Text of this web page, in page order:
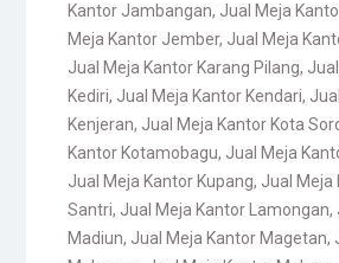
Kantor Jambangan, Jual Meja
Meja Kantor Jember, Jual Meja
Jual Meja Kantor Karang Pilang,
Kediri, Jual Meja Kantor Kendari,
Kenjeran, Jual Meja Kantor Kota
Kantor Kotamobagu, Jual Meja
Jual Meja Kantor Kupang, Jual Meja
Santri, Jual Meja Kantor Lamongan,
Madiun, Jual Meja Kantor Magetan,